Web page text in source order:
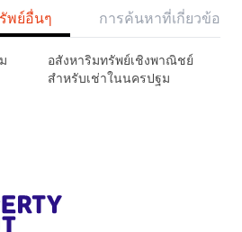
พย์อื่นๆ การค้นหาที่เกี่ยวข้อง
อสังหาริมทรัพย์เชิงพาณิชย์
สำหรับเช่าในนครปฐม